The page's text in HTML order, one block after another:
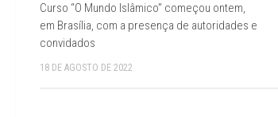
Curso “O Mundo Islâmico” começou ontem,
em Brasília, com a presença de autoridades e
convidados
18 DE AGOSTO DE 2022